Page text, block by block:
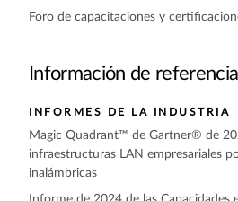
Foro de capacitaciones y
Información de referencia
INFORMES DE LA INDUSTRIA
Magic Quadrant™ de Gartner® de
infraestructuras LAN empresariales
inalámbricas